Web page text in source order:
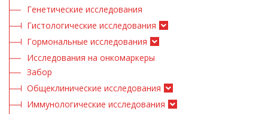
Генетические исследования
Гистологические исследования
Гормональные исследования
Исследования на онкомаркеры
Забор
Общеклинические исследования
Иммунологические исследования